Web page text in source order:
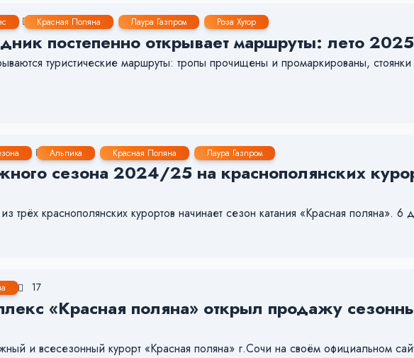
Красная Поляна Лаура Газпром Роза Хутор
73 6
постепенно открывает маршруты: лето 2025
туристические маршруты: тропы прочищены и промаркированы,
Альпика Красная Поляна Лаура Газпром
2549 12
сезона 2024/25 на краснополянских
краснополянских курортов начинает сезон катания «Красная поляна». 6
17
«Красная поляна» открыл продажу
и всесезонный курорт «Красная поляна» г.Сочи на своём официальном